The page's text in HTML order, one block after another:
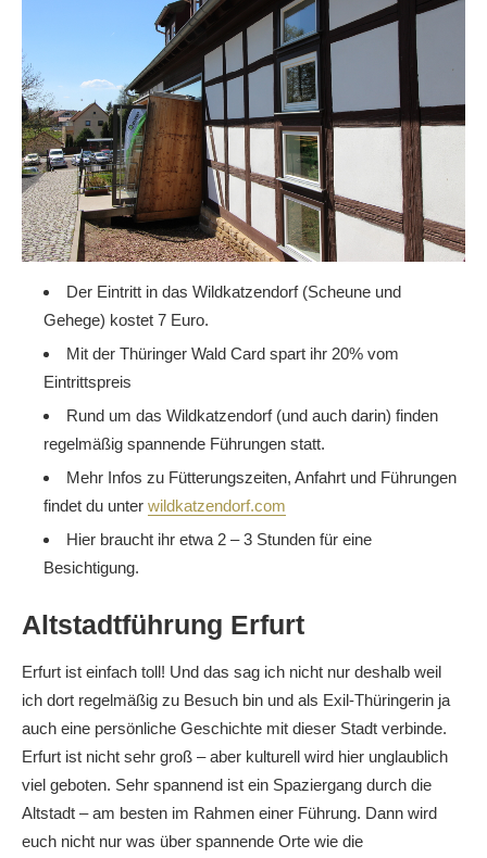
Der Eintritt in das Wildkatzendorf (Scheune und
Gehege) kostet 7 Euro.
Mit der Thüringer Wald Card spart ihr 20% vom
Eintrittspreis
Rund um das Wildkatzendorf (und auch darin) finden
regelmäßig spannende Führungen statt.
Mehr Infos zu Fütterungszeiten, Anfahrt und Führungen
findet du unter wildkatzendorf.com
Hier braucht ihr etwa 2 – 3 Stunden für eine
Besichtigung.
Altstadtführung Erfurt
Erfurt ist einfach toll! Und das sag ich nicht nur deshalb weil
ich dort regelmäßig zu Besuch bin und als Exil-Thüringerin ja
auch eine persönliche Geschichte mit dieser Stadt verbinde.
Erfurt ist nicht sehr groß – aber kulturell wird hier unglaublich
viel geboten. Sehr spannend ist ein Spaziergang durch die
Altstadt – am besten im Rahmen einer Führung. Dann wird
euch nicht nur was über spannende Orte wie die